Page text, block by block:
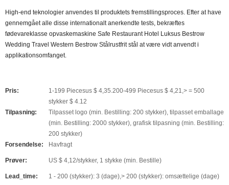
High-end teknologier anvendes til produktets fremstillingsproces. Efter at have
gennemgået alle disse internationalt anerkendte tests, bekræftes
fødevareklasse opvaskemaskine Safe Restaurant Hotel Luksus Bestrow
Wedding Travel Western Bestrow Stålrustfrit stål at være vidt anvendt i
applikationsomfanget.
Pris:
1-199 Piecesus $ 4,35.200-499 Piecesus $ 4,21,> = 500
stykker $ 4.12
Tilpasning:
Tilpasset logo (min. Bestilling: 200 stykker), tilpasset emballage
(min. Bestilling: 2000 stykker), grafisk tilpasning (min. Bestilling:
200 stykker)
Forsendelse:
Havfragt
Prøver: US $ 4,12/stykker, 1 stykke (min. Bestille)
Lead_time: 1 - 200 (stykker): 3 (dage),> 200 (stykker): omsættelige (dage)